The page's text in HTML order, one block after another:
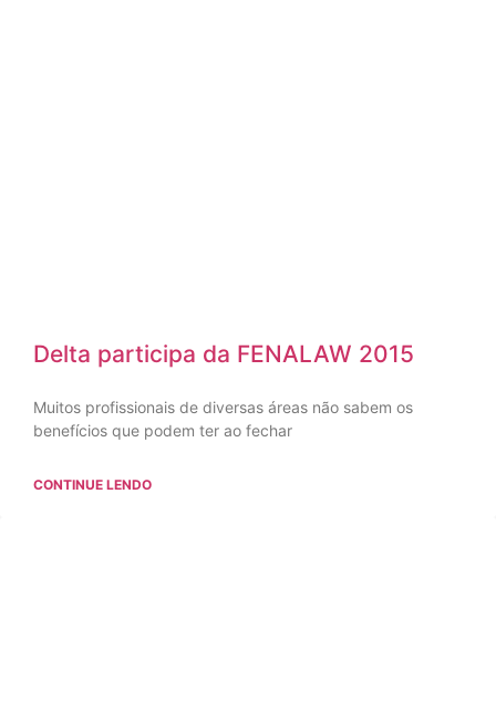
Delta participa da FENALAW 2015
Muitos profissionais de diversas áreas não sabem os
benefícios que podem ter ao fechar
CONTINUE LENDO